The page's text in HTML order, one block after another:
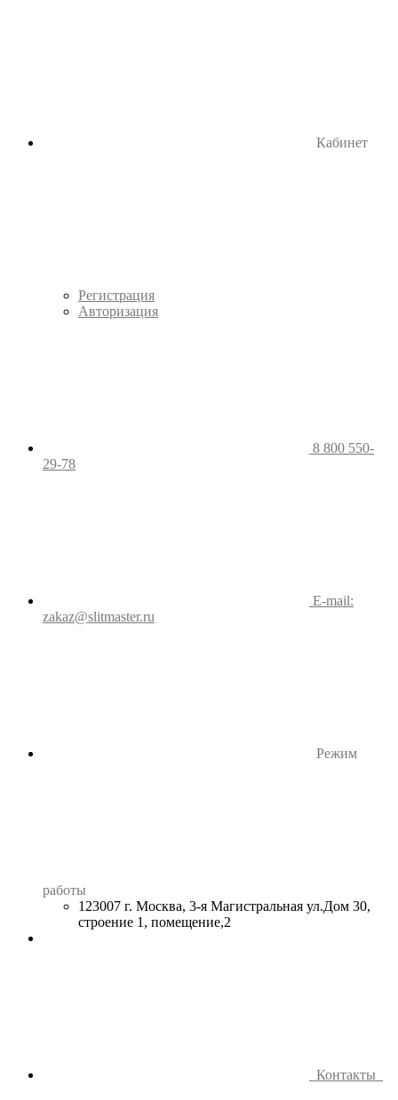
Кабинет
Регистрация
Авторизация
8 800 550-
29-78
E-mail:
zakaz@slitmaster.ru
Режим
работы
123007 г. Москва, 3-я Магистральная ул.Дом 30,
строение 1, помещение,2
Контакты